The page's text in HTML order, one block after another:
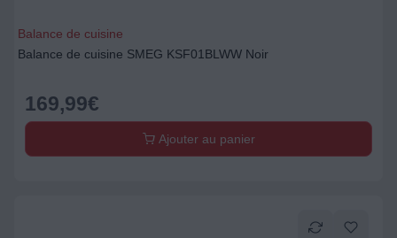
Balance de cuisine
Balance de cuisine SMEG KSF01BLWW Noir
169,99€
Ajouter au panier